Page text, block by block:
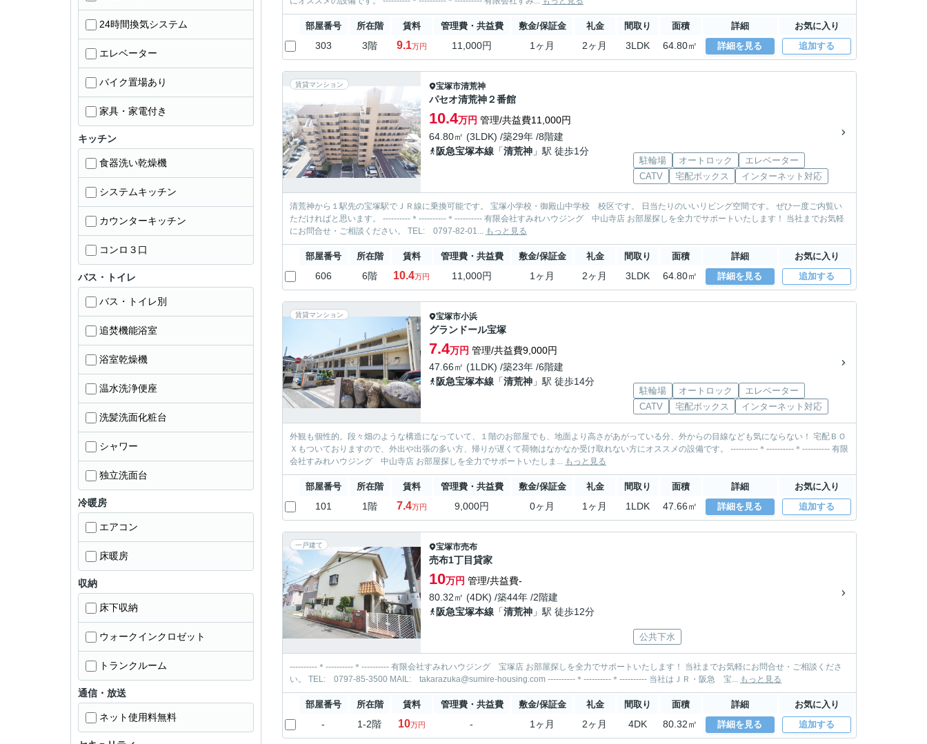
部屋番号 所在階 賃料 管理費・共益費 敷金/保証金 礼金 間取り 面積 詳細 お気に入り
303 3階 9.1万円 11,000円 1ヶ月 2ヶ月 3LDK 64.80㎡ 詳細を見る 追加する
賃貸マンション 宝塚市清荒神
パセオ清荒神２番館
10.4万円 管理/共益費11,000円
64.80㎡ (3LDK) /築29年 /8階建
阪急宝塚本線 「清荒神 」駅 徒歩1分
駐輪場 オートロック
エレベーター
CATV
宅配ボックス インターネット対応
清荒神から１駅先の宝塚駅でＪＲ線に乗換可能です。 宝塚小学校・御殿山中学校 校区です。 日当たりのいいリビング空間です。 ぜひ一度ご内覧い
ただければと思います。 ----------＊----------＊---------- 有限会社すみれハウジング 中山寺店 お部屋探しを全力でサポートいたします！ 当社までお気軽
にお問合せ・ご相談ください。 TEL: 0797-82-01... もっと見る
部屋番号 所在階 賃料 管理費・共益費 敷金/保証金 礼金 間取り 面積 詳細 お気に入り
606 6階 10.4万円 11,000円 1ヶ月 2ヶ月 3LDK 64.80㎡ 詳細を見る 追加する
賃貸マンション 宝塚市小浜
グランドール宝塚
7.4万円 管理/共益費9,000円
47.66㎡ (1LDK) /築23年 /6階建
阪急宝塚本線 「清荒神 」駅 徒歩14分
駐輪場 オートロック
エレベーター
CATV
宅配ボックス インターネット対応
外観も個性的。段々畑のような構造になっていて、１階のお部屋でも、地面より高さがあがっている分、外からの目線なども気にならない！ 宅配ＢＯ
Ｘもついておりますので、外出や出張の多い方、帰りが遅くて荷物はなかなか受け取れない方にオススメの設備です。 ----------＊----------＊---------- 有限
会社すみれハウジング 中山寺店 お部屋探しを全力でサポートいたしま... もっと見る
部屋番号 所在階 賃料 管理費・共益費 敷金/保証金 礼金 間取り 面積 詳細 お気に入り
101 1階 7.4万円 9,000円 0ヶ月 1ヶ月 1LDK 47.66㎡ 詳細を見る 追加する
一戸建て 宝塚市売布
売布1丁目貸家
10万円 管理/共益費-
80.32㎡ (4DK) /築44年 /2階建
阪急宝塚本線 「清荒神 」駅 徒歩12分
公共下水
----------＊----------＊---------- 有限会社すみれハウジング 宝塚店 お部屋探しを全力でサポートいたします！ 当社までお気軽にお問合せ・ご相談くださ
い。 TEL: 0797-85-3500 MAIL: takarazuka@sumire-housing.com ----------＊----------＊---------- 当社はＪＲ・阪急 宝... もっと見る
部屋番号 所在階 賃料 管理費・共益費 敷金/保証金 礼金 間取り 面積 詳細 お気に入り
- 1-2階 10万円 - 1ヶ月 2ヶ月 4DK 80.32㎡ 詳細を見る 追加する
24時間換気システム
エレベーター
バイク置場あり
家具・家電付き
キッチン
食器洗い乾燥機
システムキッチン
カウンターキッチン
コンロ３口
バス・トイレ
バス・トイレ別
追焚機能浴室
浴室乾燥機
温水洗浄便座
洗髪洗面化粧台
シャワー
独立洗面台
冷暖房
エアコン
床暖房
収納
床下収納
ウォークインクロゼット
トランクルーム
通信・放送
ネット使用料無料